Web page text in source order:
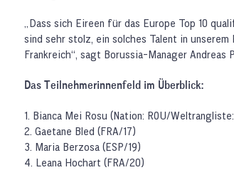
„Dass sich Eireen für das Europe Top 10
sind sehr stolz, ein solches Talent in
Frankreich“, sagt Borussia-Manager Andreas
Das Teilnehmerinnenfeld im Überblick:
1. Bianca Mei Rosu (Nation: ROU/
2. Gaetane Bled (FRA/17)
3. Maria Berzosa (ESP/19)
4. Leana Hochart (FRA/20)